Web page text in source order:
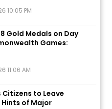
Gold Medals on Day
Games:
Citizens to Leave
Hints of Major